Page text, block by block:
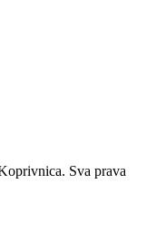
Sva prava